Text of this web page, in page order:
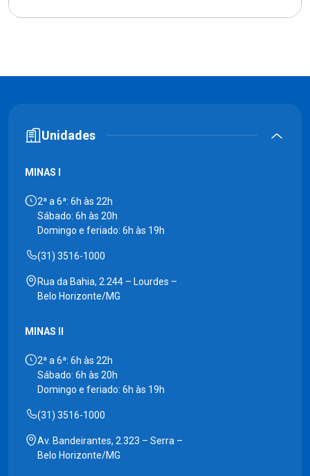
Unidades
MINAS I
2ª a 6ª: 6h às 22h
Sábado: 6h às 20h
Domingo e feriado: 6h às 19h
(31) 3516-1000
Rua da Bahia, 2.244 – Lourdes –
Belo Horizonte/MG
MINAS II
2ª a 6ª: 6h às 22h
Sábado: 6h às 20h
Domingo e feriado: 6h às 19h
(31) 3516-1000
Av. Bandeirantes, 2.323 – Serra –
Belo Horizonte/MG